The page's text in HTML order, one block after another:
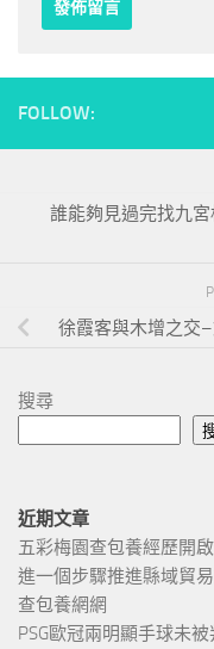
FOLLOW:
誰能夠見過完找九
徐霞客與木增之交
搜尋
近期文章
五彩梅園查包養經歷開
進一個步驟推進縣域貿
查包養網網
PSG歐冠兩明顯手球未